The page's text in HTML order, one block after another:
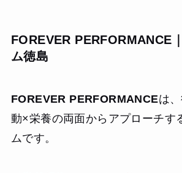
FOREVER PERFORMANCE
ム徳島
FOREVER PERFORMANCEは
動×栄養の両面からアプローチす
ムです。